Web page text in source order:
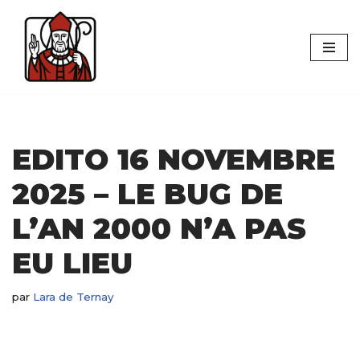
Aller
contenu
EDITO 16 NOVEMBRE
2025 – LE BUG DE
L’AN 2000 N’A PAS
EU LIEU
par Lara de Ternay